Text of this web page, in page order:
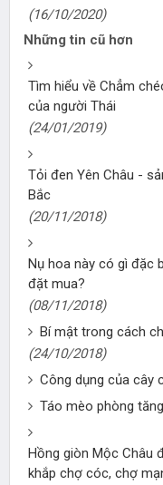
(16/10/2020)
Những tin cũ hơn
Tìm hiểu về Chẳm
của người Thái
(24/01/2019)
Tỏi đen Yên Châu -
Bắc
(20/11/2018)
Nụ hoa này có gì đặc
đặt mua?
(08/11/2018)
Bí mật trong cách
(24/10/2018)
Công dụng của cây
Táo mèo phòng
Hồng giòn Mộc Châu
khắp chợ cóc, chợ